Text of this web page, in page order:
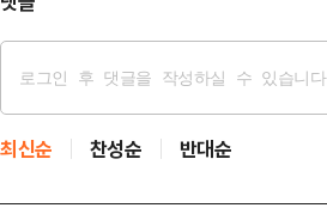
최신순 찬성순 반대순